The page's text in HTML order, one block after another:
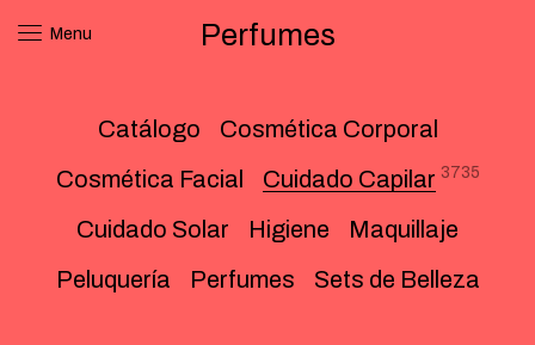
Menu Perfumes
Catálogo
Cosmética Corporal
Cosmética Facial
Cuidado Capilar 3735
Cuidado Solar Higiene
Maquillaje
Peluquería
Perfumes Sets de Belleza